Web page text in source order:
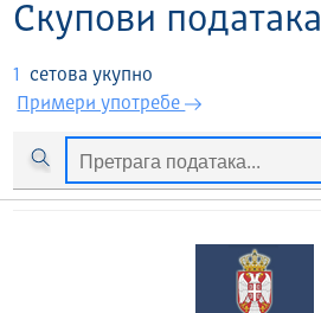
Скупови података
1
сетова укупно
Примери употребе